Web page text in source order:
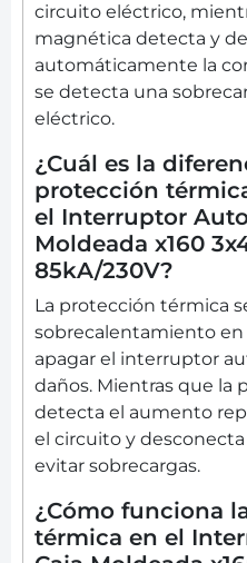
circuito eléctrico,
magnética detecta y
automáticamente la
se detecta una
eléctrico.
¿Cuál es la
protección
el Interruptor
Moldeada x160
85kA/230V?
La protección térmica
sobrecalentamiento
apagar el interruptor
daños. Mientras que la
detecta el aumento
el circuito y
evitar sobrecargas.
¿Cómo funciona
térmica en el